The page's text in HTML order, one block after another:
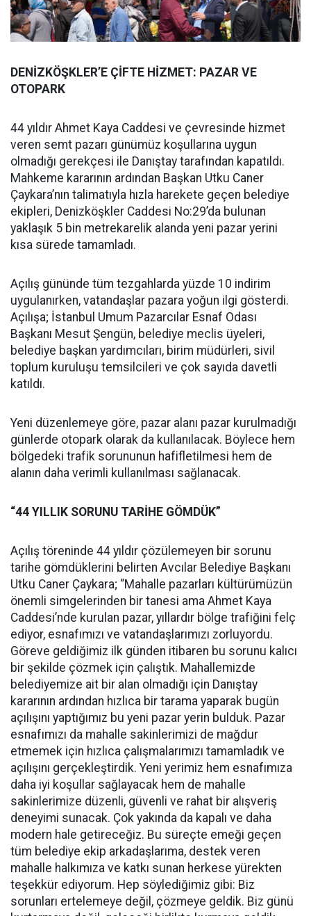
DENİZKÖŞKLER’E ÇİFTE HİZMET: PAZAR VE
OTOPARK
44 yıldır Ahmet Kaya Caddesi ve çevresinde hizmet
veren semt pazarı günümüz koşullarına uygun
olmadığı gerekçesi ile Danıştay tarafından kapatıldı.
Mahkeme kararının ardından Başkan Utku Caner
Çaykara’nın talimatıyla hızla harekete geçen belediye
ekipleri, Denizköşkler Caddesi No:29’da bulunan
yaklaşık 5 bin metrekarelik alanda yeni pazar yerini
kısa sürede tamamladı.
Açılış gününde tüm tezgahlarda yüzde 10 indirim
uygulanırken, vatandaşlar pazara yoğun ilgi gösterdi.
Açılışa; İstanbul Umum Pazarcılar Esnaf Odası
Başkanı Mesut Şengün, belediye meclis üyeleri,
belediye başkan yardımcıları, birim müdürleri, sivil
toplum kuruluşu temsilcileri ve çok sayıda davetli
katıldı.
Yeni düzenlemeye göre, pazar alanı pazar kurulmadığı
günlerde otopark olarak da kullanılacak. Böylece hem
bölgedeki trafik sorununun hafifletilmesi hem de
alanın daha verimli kullanılması sağlanacak.
“44 YILLIK SORUNU TARİHE GÖMDÜK”
Açılış töreninde 44 yıldır çözülemeyen bir sorunu
tarihe gömdüklerini belirten Avcılar Belediye Başkanı
Utku Caner Çaykara; “Mahalle pazarları kültürümüzün
önemli simgelerinden bir tanesi ama Ahmet Kaya
Caddesi’nde kurulan pazar, yıllardır bölge trafiğini felç
ediyor, esnafımızı ve vatandaşlarımızı zorluyordu.
Göreve geldiğimiz ilk günden itibaren bu sorunu kalıcı
bir şekilde çözmek için çalıştık. Mahallemizde
belediyemize ait bir alan olmadığı için Danıştay
kararının ardından hızlıca bir tarama yaparak bugün
açılışını yaptığımız bu yeni pazar yerin bulduk. Pazar
esnafımızı da mahalle sakinlerimizi de mağdur
etmemek için hızlıca çalışmalarımızı tamamladık ve
açılışını gerçekleştirdik. Yeni yerimiz hem esnafımıza
daha iyi koşullar sağlayacak hem de mahalle
sakinlerimize düzenli, güvenli ve rahat bir alışveriş
deneyimi sunacak. Çok yakında da kapalı ve daha
modern hale getireceğiz. Bu süreçte emeği geçen
tüm belediye ekip arkadaşlarıma, destek veren
mahalle halkımıza ve katkı sunan herkese yürekten
teşekkür ediyorum. Hep söylediğimiz gibi: Biz
sorunları ertelemeye değil, çözmeye geldik. Biz günü